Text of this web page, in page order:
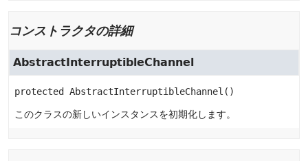
コンストラクタの詳細
AbstractInterruptibleChannel
protected AbstractInterruptibleChannel ()
このクラスの新しいインスタンスを初期化します。